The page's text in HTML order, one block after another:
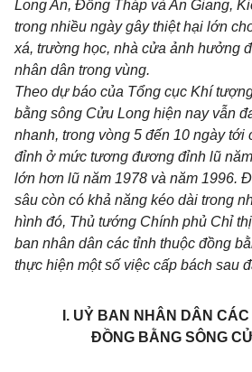
Long An, Đồng Tháp và An Giang,
trong nhiều ngày gây thiệt hại lớn
xá, trường học, nhà cửa ảnh hưởng
nhân dân trong vùng.
Theo dự báo của Tổng cục Khí
bằng sông Cửu Long hiện nay vẫn
nhanh, trong vòng 5 đến 10 ngày tới
đỉnh ở mức tương đương đỉnh lũ
lớn hơn lũ năm 1978 và năm 1996.
sâu còn có khả năng kéo dài trong
hình đó, Thủ tướng Chính phủ Chỉ
ban nhân dân các tỉnh thuộc đồng
thực hiện một số việc cấp bách sau
I. UỶ BAN NHÂN DÂN
ĐỒNG BẰNG SÔNG